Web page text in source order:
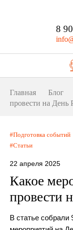
8
Главная Блог
провести на День
Подготовка событий
Статьи
22 апреля 2025
Какое
провести
В статье собрали